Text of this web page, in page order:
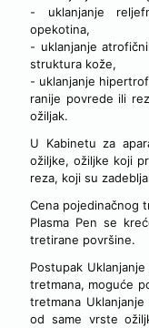
- uklanjanje
opekotina,
- uklanjanje
struktura kože,
- uklanjanje
ranije povrede ili
ožiljak.
U Kabinetu za
ožiljke, ožiljke koji
reza, koji su
Cena pojedinačnog
Plasma Pen se
tretirane površine.
Postupak
tretmana, moguće
tretmana
od same vrste